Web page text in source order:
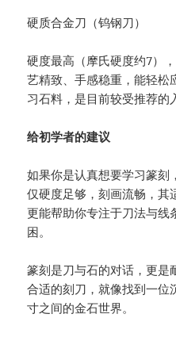
硬质合金刀（钨钢刀）
硬度最高（摩氏硬度约7）
艺精致、手感稳重，能轻松
习石料，是目前较受推荐的
给初学者的建议
如果你是认真想要学习篆刻
仅硬度足够，刻画流畅，其
更能帮助你专注于刀法与线
困。
篆刻是刀与石的对话，更是
合适的刻刀，就像找到一位
寸之间的金石世界。